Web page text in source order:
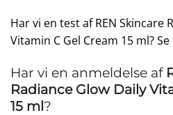
Har vi en test af REN Skincare
Vitamin C Gel Cream 15 ml? Se
Har vi en anmeldelse af
Radiance Glow Daily
15 ml?